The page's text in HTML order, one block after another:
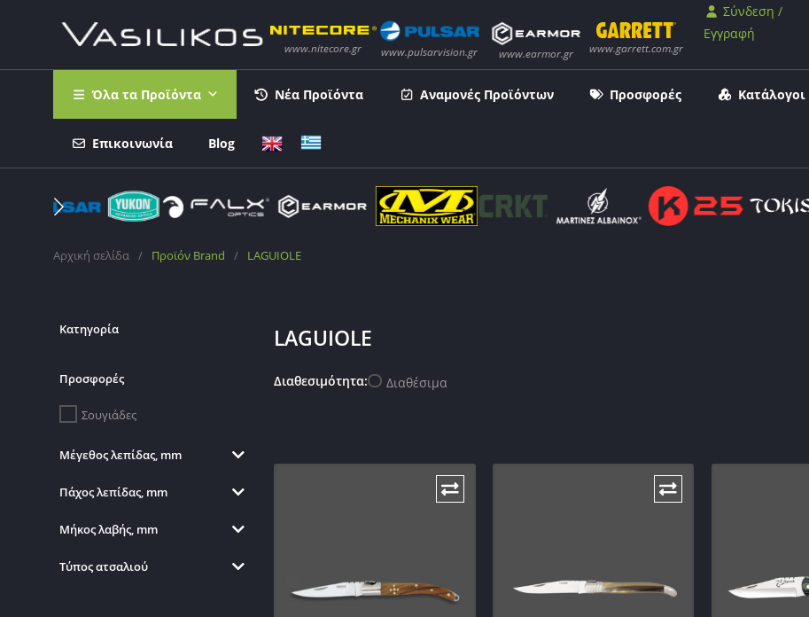
Σύνδεση /
Εγγραφή
Όλα τα Προϊόντα Νέα Προϊόντα Αναμονές Προϊόντων Προσφορές Κατάλογοι
Επικοινωνία Blog
Αρχική σελίδα / Προϊόν Brand / LAGUIOLE
LAGUIOLE
Διαθεσιμότητα: Διαθέσιμα
Κατηγορία
Προσφορές
Σουγιάδες
Μέγεθος λεπίδας, mm
Πάχος λεπίδας, mm
Μήκος λαβής, mm
Τύπος ατσαλιού